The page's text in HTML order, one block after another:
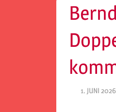
1. JUNI 2026